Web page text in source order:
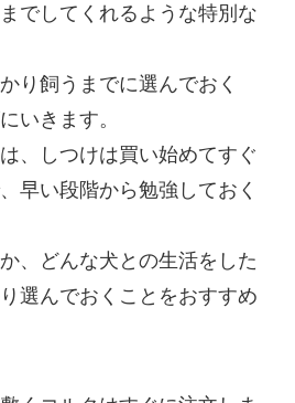
でしてくれるような特別な
り飼うまでに選んでおく
いきます。
、しつけは買い始めてすぐ
早い段階から勉強しておく
、どんな犬との生活をした
選んでおく ことをおすすめ